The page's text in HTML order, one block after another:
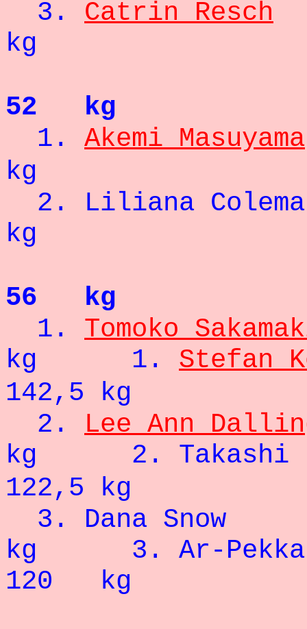
3. Catrin Resch
kg
52 kg
1. Akemi Masuyama
kg
2. Liliana
kg
56 kg
1. Tomoko
kg 1. Stefan
142,5 kg
2. Lee Ann
kg 2.
122,5 kg
3. Dana
kg 3. Ar-
120 kg